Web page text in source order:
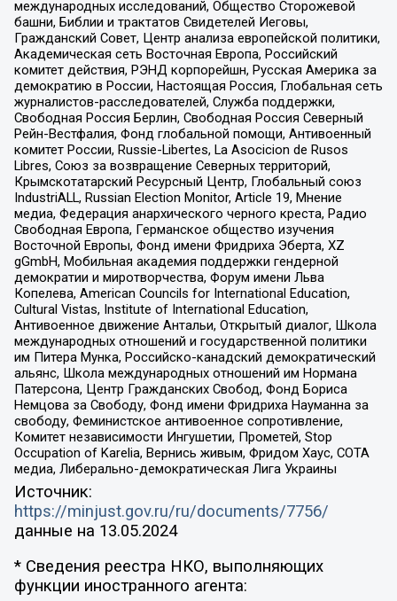
международных исследований, Общество Сторожевой
башни, Библии и трактатов Свидетелей Иеговы,
Гражданский Совет, Центр анализа европейской политики,
Академическая сеть Восточная Европа, Российский
комитет действия, РЭНД корпорейшн, Русская Америка за
демократию в России, Настоящая Россия, Глобальная сеть
журналистов-расследователей, Служба поддержки,
Свободная Россия Берлин, Свободная Россия Северный
Рейн-Вестфалия, Фонд глобальной помощи, Антивоенный
комитет России, Russie-Libertes, La Asocicion de Rusos
Libres, Союз за возвращение Северных территорий,
Крымскотатарский Ресурсный Центр, Глобальный союз
IndustriALL, Russian Election Monitor, Article 19, Мнение
медиа, Федерация анархического черного креста, Радио
Свободная Европа, Германское общество изучения
Восточной Европы, Фонд имени Фридриха Эберта, XZ
gGmbH, Мобильная академия поддержки гендерной
демократии и миротворчества, Форум имени Льва
Копелева, American Councils for International Education,
Cultural Vistas, Institute of International Education,
Антивоенное движение Антальи, Открытый диалог, Школа
международных отношений и государственной политики
им Питера Мунка, Российско-канадский демократический
альянс, Школа международных отношений им Нормана
Патерсона, Центр Гражданских Свобод, Фонд Бориса
Немцова за Свободу, Фонд имени Фридриха Науманна за
свободу, Феминистское антивоенное сопротивление,
Комитет независимости Ингушетии, Прометей, Stop
Occupation of Karelia, Вернись живым, Фридом Хаус, СОТА
медиа, Либерально-демократическая Лига Украины
Источник:
https://minjust.gov.ru/ru/documents/7756/
данные на 13.05.2024
* Сведения реестра НКО, выполняющих
функции иностранного агента: